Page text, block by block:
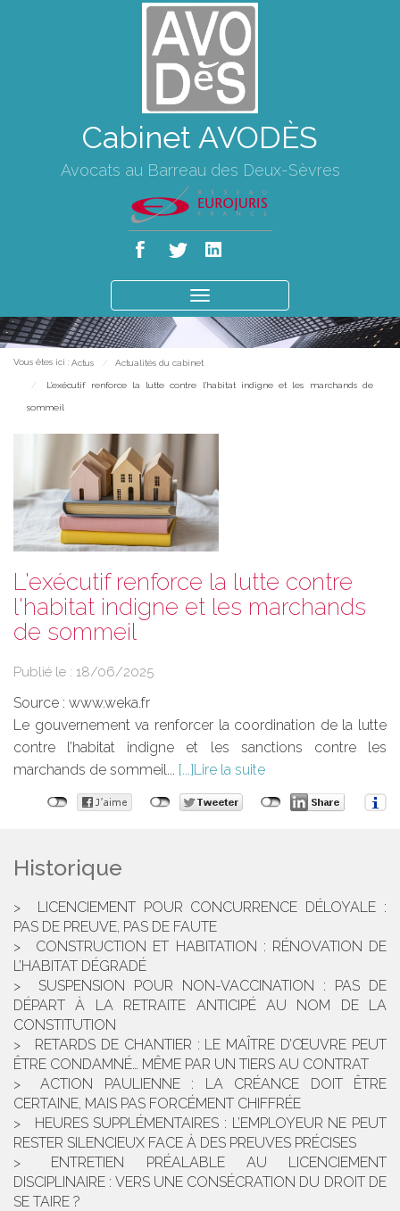
Cabinet AVODÈS
Avocats au Barreau des Deux-Sèvres
le
menu
Vous êtes ici : Actus Actualités du cabinet
L'exécutif renforce la lutte contre l'habitat indigne et les marchands de
sommeil
L'exécutif renforce la lutte contre
l'habitat indigne et les marchands
de sommeil
Publié le : 18/06/2025
Source : www.weka.fr
Le gouvernement va renforcer la coordination de la lutte
contre l’habitat indigne et les sanctions contre les
marchands de sommeil...
Lire la suite
Historique
LICENCIEMENT POUR CONCURRENCE DÉLOYALE :
PAS DE PREUVE, PAS DE FAUTE
CONSTRUCTION ET HABITATION : RÉNOVATION DE
L’HABITAT DÉGRADÉ
SUSPENSION POUR NON-VACCINATION : PAS DE
DÉPART À LA RETRAITE ANTICIPÉ AU NOM DE LA
CONSTITUTION
RETARDS DE CHANTIER : LE MAÎTRE D’ŒUVRE PEUT
ÊTRE CONDAMNÉ… MÊME PAR UN TIERS AU CONTRAT
ACTION PAULIENNE : LA CRÉANCE DOIT ÊTRE
CERTAINE, MAIS PAS FORCÉMENT CHIFFRÉE
HEURES SUPPLÉMENTAIRES : L’EMPLOYEUR NE PEUT
RESTER SILENCIEUX FACE À DES PREUVES PRÉCISES
ENTRETIEN PRÉALABLE AU LICENCIEMENT
DISCIPLINAIRE : VERS UNE CONSÉCRATION DU DROIT DE
SE TAIRE ?